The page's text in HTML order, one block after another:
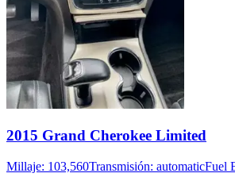
2015 Grand Cherokee Limited
Millaje: 103,560Transmisión: automaticFuel